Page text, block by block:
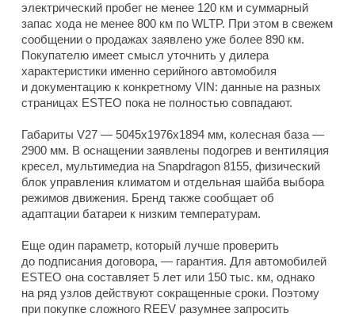
электрический пробег не менее 120 км и суммарный
запас хода не менее 800 км по WLTP. При этом в свежем
сообщении о продажах заявлено уже более 890 км.
Покупателю имеет смысл уточнить у дилера
характеристики именно серийного автомобиля
и документацию к конкретному VIN: данные на разных
страницах ESTEO пока не полностью совпадают.
Габариты V27 — 5045x1976x1894 мм, колесная база —
2900 мм. В оснащении заявлены подогрев и вентиляция
кресел, мультимедиа на Snapdragon 8155, физический
блок управления климатом и отдельная шайба выбора
режимов движения. Бренд также сообщает об
адаптации батареи к низким температурам.
Еще один параметр, который лучше проверить
до подписания договора, — гарантия. Для автомобилей
ESTEO она составляет 5 лет или 150 тыс. км, однако
на ряд узлов действуют сокращенные сроки. Поэтому
при покупке сложного REEV разумнее запросить